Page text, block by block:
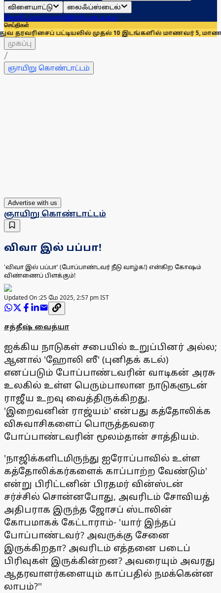
விளையாட்டு
லைஃப்ஸ்டைல்
ஜோதிடம்தமிழ்நாடுஇந்தியாஉலகம்
செய்திகள்
முதல் 10 இடங்களில் மாணவர் 5, மாணவிகள் 5 பேரும்
முகப்பு
/
ஞாயிறு கொண்டாட்டம்
Advertise with us
ஞாயிறு கொண்டாட்டம்
விவா இல் பப்பா!
'விவா இல் பப்பா' (போப்பாண்டவர் நீடு வாழ்க!) என்கிற கோஷம்
விண்ணைப் பிளக்கும்!
Updated On :25 மே 2025, 2:57 pm IST
சத்தீஷ் வைத்யா
ஐக்கிய நாடுகள் சபையில் உறுப்பினர் அல்ல;
ஆனால் 'ஹோலி ஸீ' (புனிதக் கடல்)
எனப்படும் போப்பாண்டவரின் வாடிகன் அரசு
உலகில் உள்ள பெரும்பாலான நாடுகளுடன்
ராஜீய உறவு வைத்திருக்கிறது.
'இறைவனின் ராஜ்யம்' என்பது கத்தோலிக்க
விசுவாசிகளைப் பொருத்தவரை
போப்பாண்டவரின் மூலம்தான் சாத்தியம்.
'நாஜிக்களிடமிருந்து ஐரோப்பாவில் உள்ள
கத்தோலிக்கர்களைக் காப்பாற்ற வேண்டும்'
என்று பிரிட்டனின் பிரதமர் வின்ஸ்டன்
சர்ச்சில் சொன்னபோது, அவரிடம் சோவியத்
அதிபராக இருந்த ஜோசப் ஸ்டாலின்
கோபமாகக் கேட்டாராம்- 'யார் இந்தப்
போப்பாண்டவர்? அவருக்கு சேனை
இருக்கிறதா? அவரிடம் எத்தனை படைப்
பிரிவுகள் இருக்கின்றன? அவரையும் அவரது
ஆதரவாளர்களையும் காப்பதில் நமக்கென்ன
லாபம்?''